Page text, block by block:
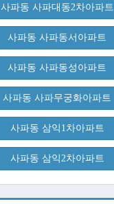
사파동 사파대동2차아파트
사파동 사파동서아파트
사파동 사파동성아파트
사파동 사파무궁화아파트
사파동 삼익1차아파트
사파동 삼익2차아파트